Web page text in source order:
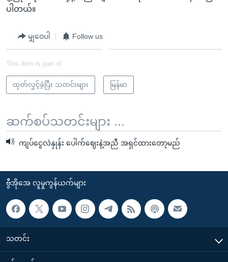
ပါတယ်။
မျှဝေပါ Follow us
This item is part of
ထုတ်လွှင့်ခဲ့ပြီး သတင်းများ မြန်မာ
ဆက်စပ်သတင်းများ ...
ကျပ်ငွေလဲနှုန်း ပေါက်ဈေးနဲ့အညီ အရှင်ထားတော့မည်
ဗွီအိုအေ လူမှုကွန်ယက်များ
သတင်း